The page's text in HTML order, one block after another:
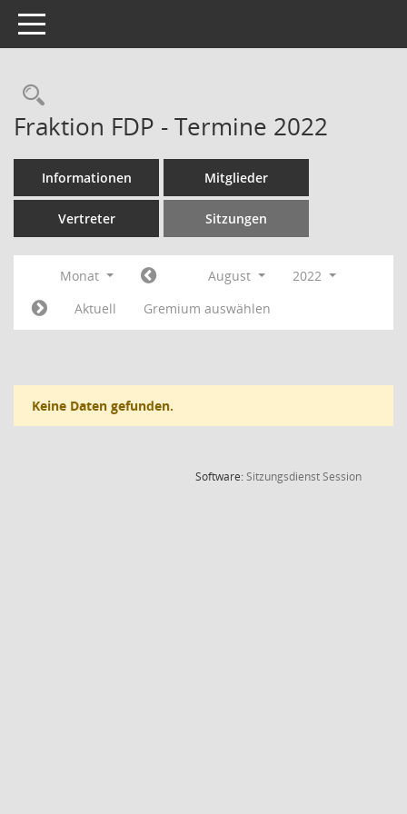
Toggle navigation
Rechercheauswahl
Fraktion FDP - Termine 2022
Informationen Mitglieder
Vertreter Sitzungen
Monat August
2022
Aktuell
Gremium auswählen
Keine Daten gefunden.
Software:SitzungsdienstSession(Wird in